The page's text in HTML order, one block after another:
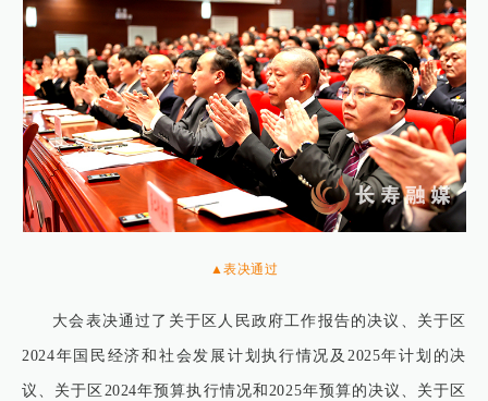
▲表决通过
大会表决通过了关于区人民政府工作报告的决议、关于区
2024年国民经济和社会发展计划执行情况及2025年计划的决
议、关于区2024年预算执行情况和2025年预算的决议、关于区